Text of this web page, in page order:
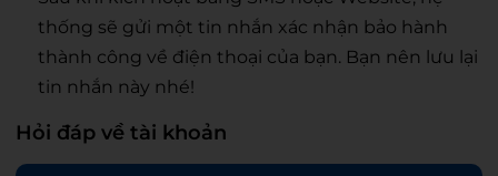
thống sẽ gửi một tin nhắn xác nhận bảo hành
thành công về điện thoại của bạn. Bạn nên lưu lại
tin nhắn này nhé!
Hỏi đáp về tài khoản